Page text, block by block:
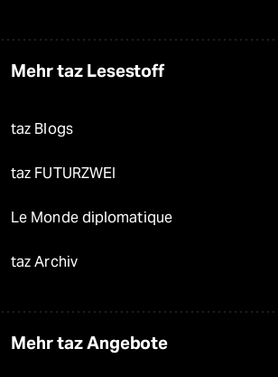
Mehr taz Lesestoff
taz Blogs
taz FUTURZWEI
Le Monde diplomatique
taz Archiv
Mehr taz Angebote